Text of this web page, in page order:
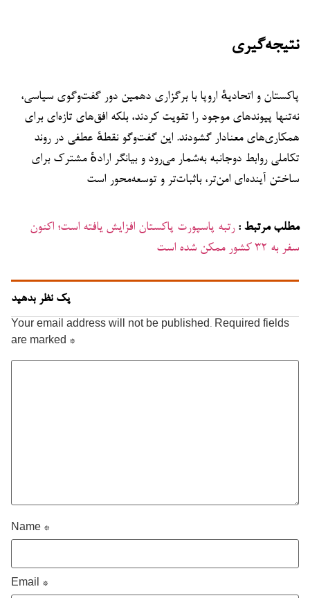
نتیجه‌گیری
پاکستان و اتحادیهٔ اروپا با برگزاری دهمین دور گفت‌وگوی سیاسی،
نه‌تنها پیوندهای موجود را تقویت کردند، بلکه افق‌های تازه‌ای برای
همکاری‌های معنادار گشودند. این گفت‌وگو نقطهٔ عطفی در روند
تکاملی روابط دوجانبه به‌شمار می‌رود و بیانگر ارادهٔ مشترک برای
ساختن آینده‌ای امن‌تر، باثبات‌تر و توسعه‌محور است
مطلب مرتبط : رتبه پاسپورت پاکستان افزایش یافته است؛ اکنون
سفر به ۳۲ کشور ممکن شده است
یک نظر بدهید
Your email address will not be published. Required fields
are marked *
Name *
Email *